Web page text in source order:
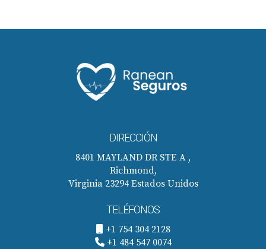
DIRECCIÓN
8401 MAYLAND DR STE A ,
Richmond,
Virginia 23294 Estados Unidos
TELÉFONOS
+1 754 304 2128
+1 484 547 0074